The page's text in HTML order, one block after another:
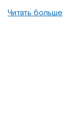
Читать больше